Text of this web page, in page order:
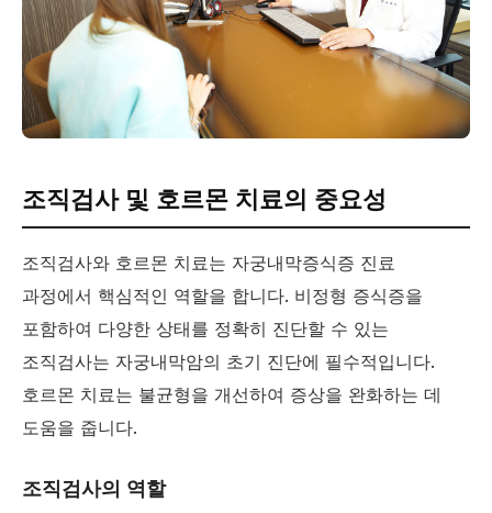
조직검사 및 호르몬 치료의 중요성
조직검사와 호르몬 치료는 자궁내막증식증 진료
과정에서 핵심적인 역할을 합니다. 비정형 증식증을
포함하여 다양한 상태를 정확히 진단할 수 있는
조직검사는 자궁내막암의 초기 진단에 필수적입니다.
호르몬 치료는 불균형을 개선하여 증상을 완화하는 데
도움을 줍니다.
조직검사의 역할